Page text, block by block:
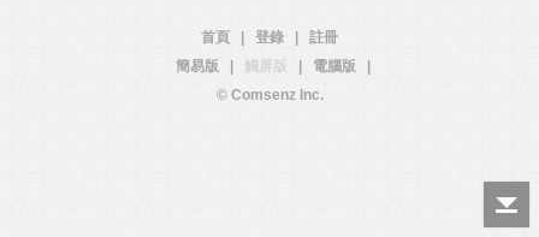
首頁 登錄
註冊
簡易版
觸屏版 電腦版
© Comsenz Inc.